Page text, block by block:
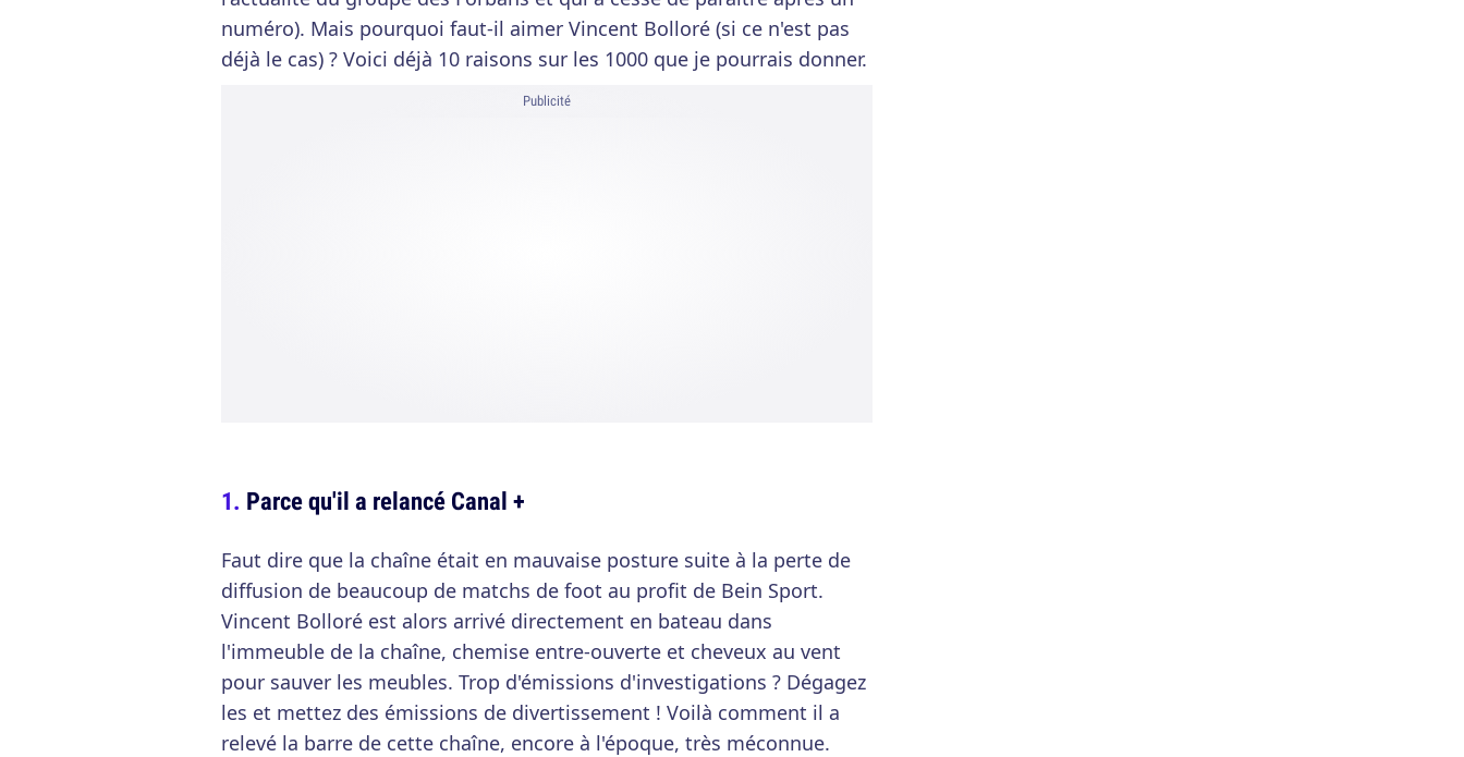
numéro). Mais pourquoi faut-il aimer Vincent Bolloré (si ce n'est pas
déjà le cas) ? Voici déjà 10 raisons sur les 1000 que je pourrais donner.
Publicité
Parce qu'il a relancé Canal +
Faut dire que la chaîne était en mauvaise posture suite à la perte de
diffusion de beaucoup de matchs de foot au profit de Bein Sport.
Vincent Bolloré est alors arrivé directement en bateau dans
l'immeuble de la chaîne, chemise entre-ouverte et cheveux au vent
pour sauver les meubles. Trop d'émissions d'investigations ? Dégagez
les et mettez des émissions de divertissement ! Voilà comment il a
relevé la barre de cette chaîne, encore à l'époque, très méconnue.